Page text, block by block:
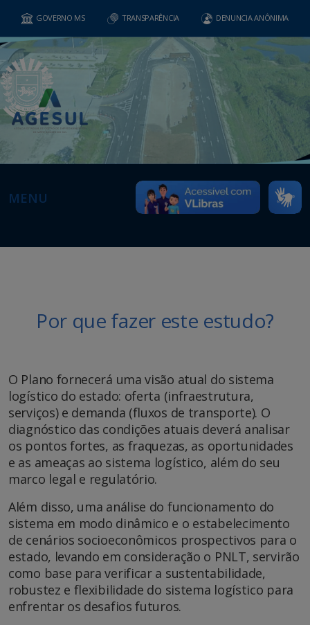
GOVERNO MS TRANSPARÊNCIA DENUNCIA ANÔNIMA
MENU
Por que fazer este estudo?
O Plano fornecerá uma visão atual do sistema
logístico do estado: oferta (infraestrutura,
serviços) e demanda (fluxos de transporte). O
diagnóstico das condições atuais deverá analisar
os pontos fortes, as fraquezas, as oportunidades
e as ameaças ao sistema logístico, além do seu
marco legal e regulatório.
Além disso, uma análise do funcionamento do
sistema em modo dinâmico e o estabelecimento
de cenários socioeconômicos prospectivos para o
estado, levando em consideração o PNLT, servirão
como base para verificar a sustentabilidade,
robustez e flexibilidade do sistema logístico para
enfrentar os desafios futuros.